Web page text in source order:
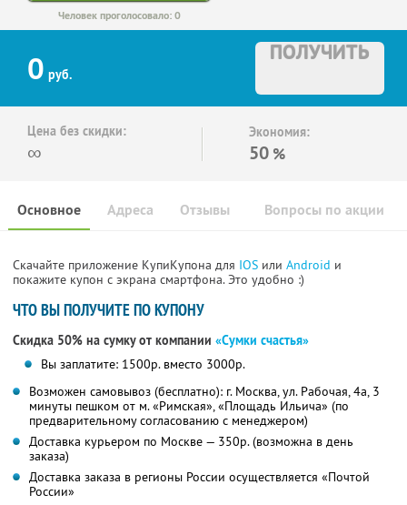
Человек проголосовало: 0
0 руб.
ПОЛУЧИТЬ
Цена без скидки:
∞
Экономия:
50 %
Основное Отзывы Вопросы по акции
Адреса
Скачайте приложение КупиКупона для IOS или Android и
покажите купон с экрана смартфона. Это удобно :)
ЧТО ВЫ ПОЛУЧИТЕ ПО КУПОНУ
Скидка 50% на сумку от компании «Сумки счастья»
Вы заплатите: 1500р. вместо 3000р.
Возможен самовывоз (бесплатно): г. Москва, ул. Рабочая, 4а, 3
минуты пешком от м. «Римская», «Площадь Ильича» (по
предварительному согласованию с менеджером)
Доставка курьером по Москве — 350р. (возможна в день
заказа)
Доставка заказа в регионы России осуществляется «Почтой
России»